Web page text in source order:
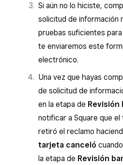
Si aún no lo hiciste,
solicitud de información
pruebas suficientes
te enviaremos este
electrónico.
Una vez que hayas
de solicitud de
en la etapa de Revisión
notificar a Square que
retiró el reclamo
tarjeta canceló
la etapa de Revisión